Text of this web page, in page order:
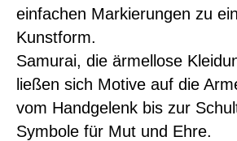
einfachen Markierungen zu
Kunstform.
Samurai, die ärmellose
ließen sich Motive auf die
vom Handgelenk bis zur
Symbole für Mut und Ehre.